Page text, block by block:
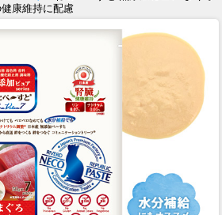
康維持に配慮